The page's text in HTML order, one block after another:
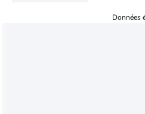
Données